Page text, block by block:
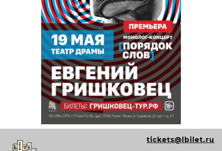
tickets@lbilet.ru